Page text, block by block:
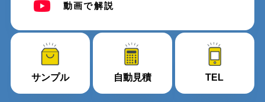
動画で解説
サンプル 自動見積 TEL